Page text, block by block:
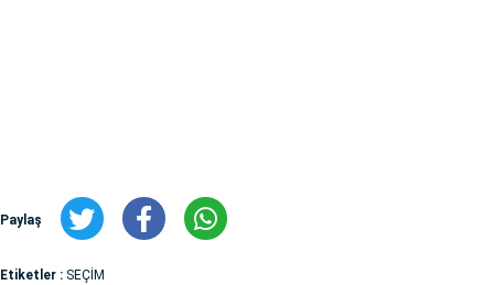
Paylaş
Etiketler : SEÇİM